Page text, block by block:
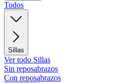
Todos
Sillas
Ver todo Sillas
Sin reposabrazos
Con reposabrazos